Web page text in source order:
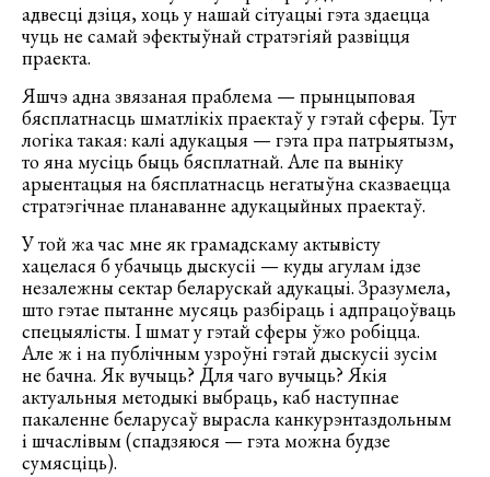
адвесці дзіця, хоць у нашай сітуацыі гэта здаецца
чуць не самай эфектыўнай стратэгіяй развіцця
праекта.
Яшчэ адна звязаная праблема — прынцыповая
бясплатнасць шматлікіх праектаў у гэтай сферы. Тут
логіка такая: калі адукацыя — гэта пра патрыятызм,
то яна мусіць быць бясплатнай. Але па выніку
арыентацыя на бясплатнасць негатыўна сказваецца
стратэгічнае планаванне адукацыйных праектаў.
У той жа час мне як грамадскаму актывісту
хацелася б убачыць дыскусіі — куды агулам ідзе
незалежны сектар беларускай адукацыі. Зразумела,
што гэтае пытанне мусяць разбіраць і адпрацоўваць
спецыялісты. І шмат у гэтай сферы ўжо робіцца.
Але ж і на публічным узроўні гэтай дыскусіі зусім
не бачна. Як вучыць? Для чаго вучыць? Якія
актуальныя методыкі выбраць, каб наступнае
пакаленне беларусаў вырасла канкурэнтаздольным
і шчаслівым (спадзяюся — гэта можна будзе
сумясціць).